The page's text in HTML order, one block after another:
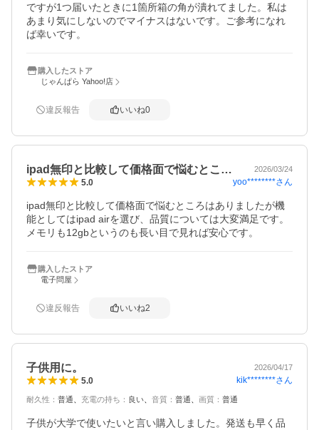
ですが1つ届いたときに1箇所箱の角が潰れてました。私は
あまり気にしないのでマイナスはないです。ご参考になれ
ば幸いです。
購入したストア
じゃんぱら Yahoo!店
違反報告 いいね0
ipad無印と比較して価格面で悩むとこ… 2026/03/24
5.0 yoo********さん
ipad無印と比較して価格面で悩むところはありましたが機
能としてはipad airを選び、品質については大変満足です。
メモリも12gbというのも長い目で見れば安心です。
購入したストア
電子問屋
違反報告 いいね2
子供用に。 2026/04/17
5.0 kik********さん
耐久性 ： 普通 充電の持ち ： 良い 音質 ： 普通 画質 ： 普通
子供が大学で使いたいと言い購入しました。発送も早く品